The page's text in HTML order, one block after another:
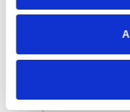
Materialer til
Gejlhavegård 13
Åbningstider